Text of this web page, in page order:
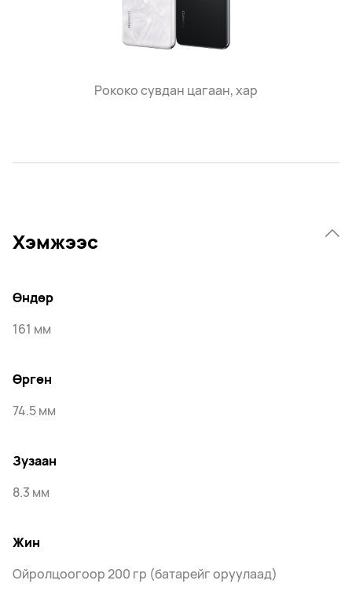
Рококо сувдан цагаан, хар
Хэмжээс
Өндөр
161 мм
Өргөн
74.5 мм
Зузаан
8.3 мм
Жин
Ойролцоогоор 200 гр (батарейг оруулаад)